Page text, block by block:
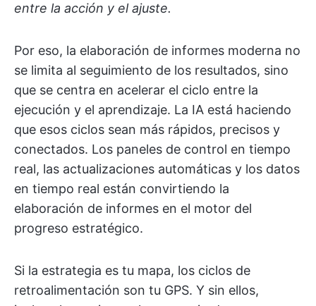
entre la acción y el ajuste.
Por eso, la elaboración de informes moderna no
se limita al seguimiento de los resultados, sino
que se centra en acelerar el ciclo entre la
ejecución y el aprendizaje. La IA está haciendo
que esos ciclos sean más rápidos, precisos y
conectados. Los paneles de control en tiempo
real, las actualizaciones automáticas y los datos
en tiempo real están convirtiendo la
elaboración de informes en el motor del
progreso estratégico.
Si la estrategia es tu mapa, los ciclos de
retroalimentación son tu GPS. Y sin ellos,